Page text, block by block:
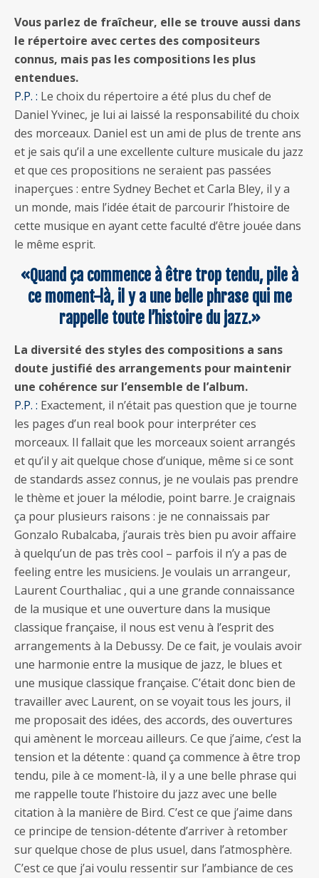
Vous parlez de fraîcheur, elle se trouve aussi dans
le répertoire avec certes des compositeurs
connus, mais pas les compositions les plus
entendues.
P.P. : Le choix du répertoire a été plus du chef de
Daniel Yvinec, je lui ai laissé la responsabilité du choix
des morceaux. Daniel est un ami de plus de trente ans
et je sais qu’il a une excellente culture musicale du jazz
et que ces propositions ne seraient pas passées
inaperçues : entre Sydney Bechet et Carla Bley, il y a
un monde, mais l’idée était de parcourir l’histoire de
cette musique en ayant cette faculté d’être jouée dans
le même esprit.
«Quand ça commence à être trop tendu, pile à
ce moment-là, il y a une belle phrase qui me
rappelle toute l’histoire du jazz.»
La diversité des styles des compositions a sans
doute justifié des arrangements pour maintenir
une cohérence sur l’ensemble de l’album.
P.P. : Exactement, il n’était pas question que je tourne
les pages d’un real book pour interpréter ces
morceaux. Il fallait que les morceaux soient arrangés
et qu’il y ait quelque chose d’unique, même si ce sont
de standards assez connus, je ne voulais pas prendre
le thème et jouer la mélodie, point barre. Je craignais
ça pour plusieurs raisons : je ne connaissais par
Gonzalo Rubalcaba, j’aurais très bien pu avoir affaire
à quelqu’un de pas très cool – parfois il n’y a pas de
feeling entre les musiciens. Je voulais un arrangeur,
Laurent Courthaliac , qui a une grande connaissance
de la musique et une ouverture dans la musique
classique française, il nous est venu à l’esprit des
arrangements à la Debussy. De ce fait, je voulais avoir
une harmonie entre la musique de jazz, le blues et
une musique classique française. C’était donc bien de
travailler avec Laurent, on se voyait tous les jours, il
me proposait des idées, des accords, des ouvertures
qui amènent le morceau ailleurs. Ce que j’aime, c’est la
tension et la détente : quand ça commence à être trop
tendu, pile à ce moment-là, il y a une belle phrase qui
me rappelle toute l’histoire du jazz avec une belle
citation à la manière de Bird. C’est ce que j’aime dans
ce principe de tension-détente d’arriver à retomber
sur quelque chose de plus usuel, dans l’atmosphère.
C’est ce que j’ai voulu ressentir sur l’ambiance de ces